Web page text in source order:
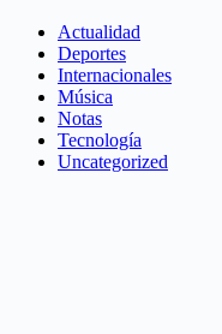
Actualidad
Deportes
Internacionales
Música
Notas
Tecnología
Uncategorized